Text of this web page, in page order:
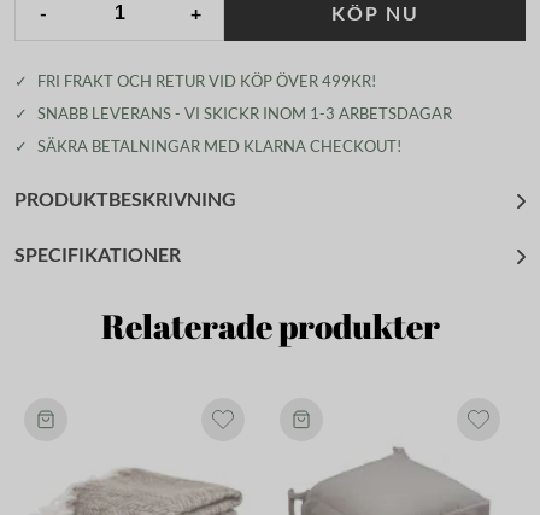
- + KÖP NU
✓
FRI FRAKT OCH RETUR VID KÖP ÖVER 499KR!
✓
SNABB LEVERANS - VI SKICKR INOM 1-3 ARBETSDAGAR
✓
SÄKRA BETALNINGAR MED KLARNA CHECKOUT!
PRODUKTBESKRIVNING
SPECIFIKATIONER
Relaterade produkter